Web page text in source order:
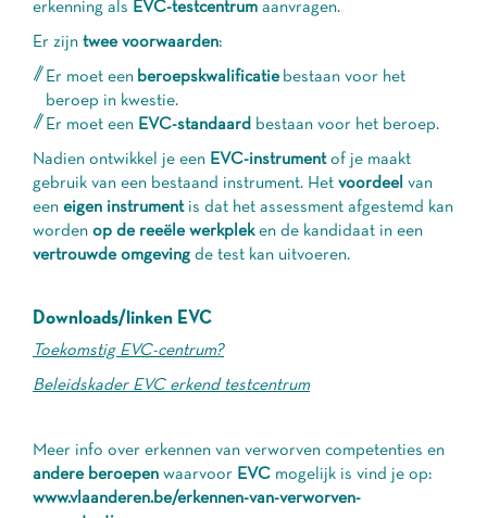
erkenning als EVC-testcentrum aanvragen.
Er zijn twee voorwaarden:
Er moet een beroepskwalificatie bestaan voor het
beroep in kwestie.
Er moet een EVC-standaard bestaan voor het beroep.
Nadien ontwikkel je een EVC-instrumentof je maakt
gebruik van een bestaand instrument. Het voordeel van
een eigen instrumentis dat het assessment afgestemd kan
worden op de reeële werkpleken de kandidaat in een
vertrouwde omgeving de test kan uitvoeren.
Downloads/linken EVC
Toekomstig EVC-centrum?
Beleidskader EVC erkend testcentrum
Meer info over erkennen van verworven competenties en
andere beroepen waarvoor EVC mogelijk is vind je op:
www.vlaanderen.be/erkennen-van-verworven-